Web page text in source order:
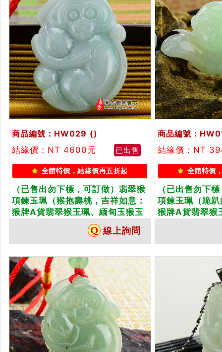
商品編號：HW029 ()
結緣價：NT 4600元
已出售
全館特價，結緣價再五折起
（已售出勿下標，可訂做）翡翠猴
項鍊玉珮（猴抱壽桃，吉祥如意：
猴牌A貨翡翠猴玉珮、緬甸玉猴玉
墜、猴十二生肖項鍊）。淡綠細豆
種猴，HW029。客製化訂做各種
翡翠猴吊墜玉珮項鍊。★附A貨翡
翠雙證書
線上詢問
商品編號：
結緣價：NT
全館特價
（已出售勿下
項鍊玉珮（跪
猴牌A貨翡翠猴
翠猴吊墜玉珮
雙證書